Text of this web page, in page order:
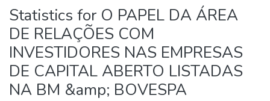
Statistics for O PAPEL DA ÁREA
DE RELAÇÕES COM
INVESTIDORES NAS EMPRESAS
DE CAPITAL ABERTO LISTADAS
NA BM &amp; BOVESPA